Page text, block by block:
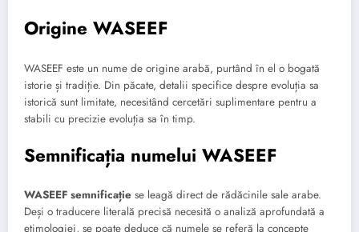
Origine WASEEF
WASEEF este un nume de origine arabă, purtând în el o bogată
istorie și tradiție. Din păcate, detalii specifice despre evoluția sa
istorică sunt limitate, necesitând cercetări suplimentare pentru a
stabili cu precizie evoluția sa în timp.
Semnificația numelui WASEEF
WASEEF semnificație se leagă direct de rădăcinile sale arabe.
Deși o traducere literală precisă necesită o analiză aprofundată a
etimologiei, se poate deduce că numele se referă la concepte